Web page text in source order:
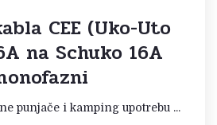
CEE (Uko-Uto
na Schuko 16A
punjače i kamping upotrebu ...